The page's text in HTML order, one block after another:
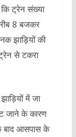
ट्रेन संख्या
8 बजकर
झाड़ियों की
से टकरा
में जा
जाने के कारण
बाद आसपास के